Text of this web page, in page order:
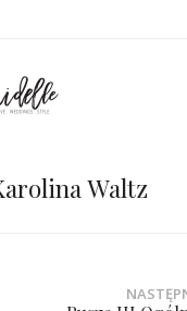
Waltz